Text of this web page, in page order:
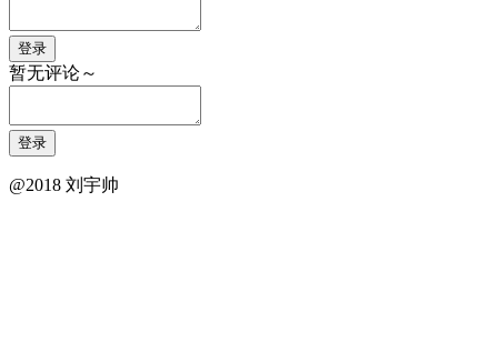
登录
暂无评论～
登录
@2018 刘宇帅